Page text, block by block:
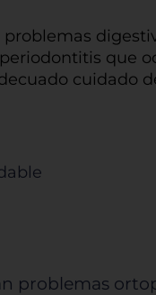
que
cuidado
problemas